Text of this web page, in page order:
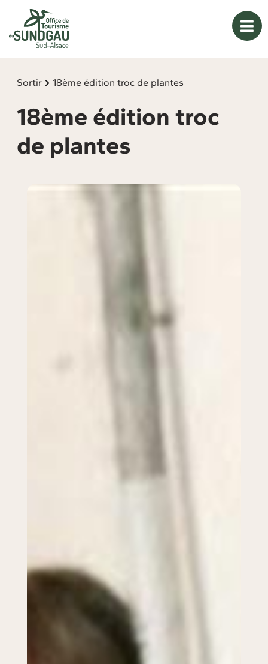
Sortir 18ème édition troc de plantes
18ème édition troc
de plantes
Panneau de gestion des cookies